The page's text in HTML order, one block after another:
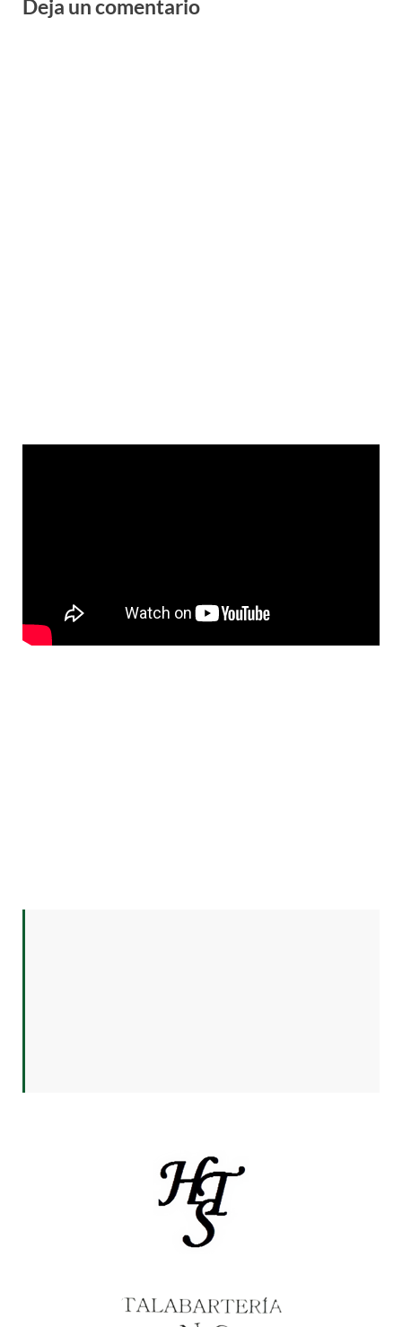
Deja un comentario